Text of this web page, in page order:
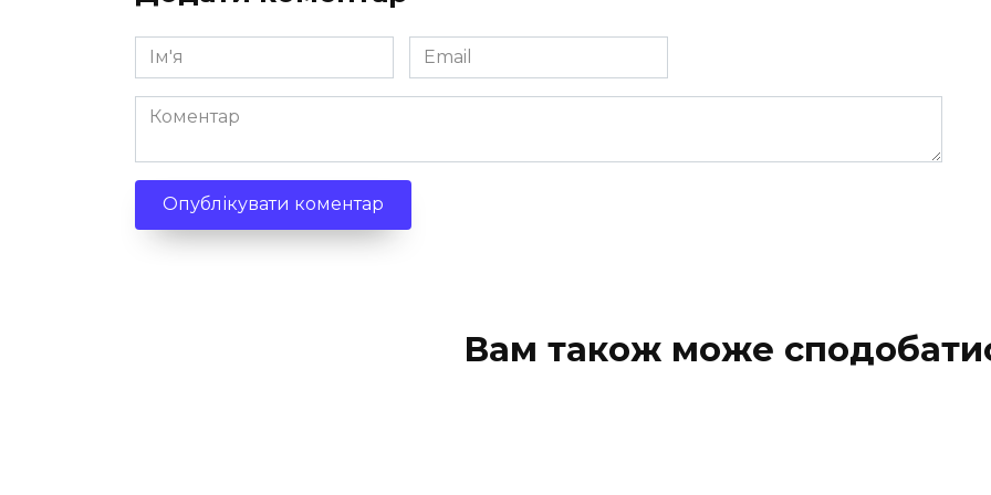
Ім'я
*
Email
*
Коментар
Вам також може